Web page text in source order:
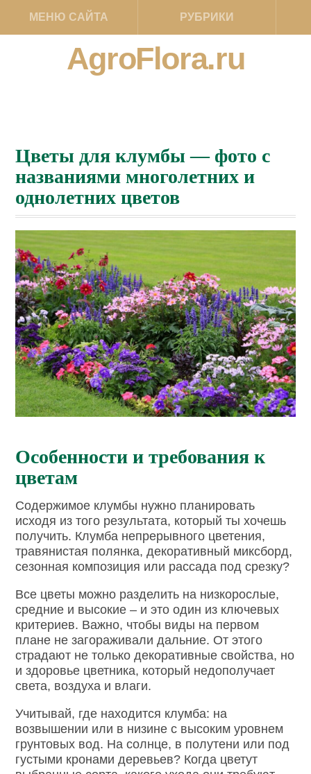
МЕНЮ САЙТА РУБРИКИ
AgroFlora.ru
Цветы для клумбы — фото с
названиями многолетних и
однолетних цветов
Особенности и требования к
цветам
Содержимое клумбы нужно планировать
исходя из того результата, который ты хочешь
получить. Клумба непрерывного цветения,
травянистая полянка, декоративный миксборд,
сезонная композиция или рассада под срезку?
Все цветы можно разделить на низкорослые,
средние и высокие – и это один из ключевых
критериев. Важно, чтобы виды на первом
плане не загораживали дальние. От этого
страдают не только декоративные свойства, но
и здоровье цветника, который недополучает
света, воздуха и влаги.
Учитывай, где находится клумба: на
возвышении или в низине с высоким уровнем
грунтовых вод. На солнце, в полутени или под
густыми кронами деревьев? Когда цветут